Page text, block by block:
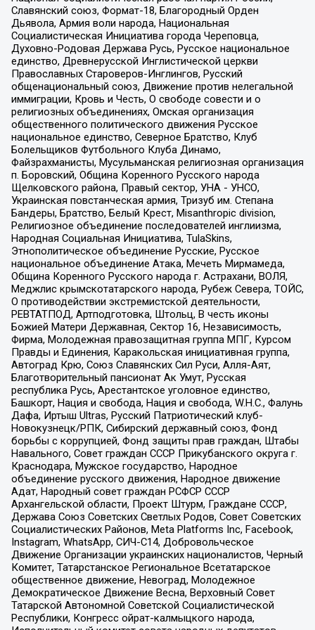
Славянский союз, Формат-18, Благородный Орден
Дьявола, Армия воли народа, Национальная
Социалистическая Инициатива города Череповца,
Духовно-Родовая Держава Русь, Русское национальное
единство, Древнерусской Инглистической церкви
Православных Староверов-Инглингов, Русский
общенациональный союз, Движение против нелегальной
иммиграции, Кровь и Честь, О свободе совести и о
религиозных объединениях, Омская организация
общественного политического движения Русское
национальное единство, Северное Братство, Клуб
Болельщиков Футбольного Клуба Динамо,
Файзрахманисты, Мусульманская религиозная организация
п. Боровский, Община Коренного Русского народа
Щелковского района, Правый сектор, УНА - УНСО,
Украинская повстанческая армия, Тризуб им. Степана
Бандеры, Братство, Белый Крест, Misanthropic division,
Религиозное объединение последователей инглиизма,
Народная Социальная Инициатива, TulaSkins,
Этнополитическое объединение Русские, Русское
национальное объединение Атака, Мечеть Мирмамеда,
Община Коренного Русского народа г. Астрахани, ВОЛЯ,
Меджлис крымскотатарского народа, Рубеж Севера, ТОЙС,
О противодействии экстремистской деятельности,
РЕВТАТПОД, Артподготовка, Штольц, В честь иконы
Божией Матери Державная, Сектор 16, Независимость,
Фирма, Молодежная правозащитная группа МПГ, Курсом
Правды и Единения, Каракольская инициативная группа,
Автоград Крю, Союз Славянских Сил Руси, Алля-Аят,
Благотворительный пансионат Ак Умут, Русская
республика Русь, Арестантское уголовное единство,
Башкорт, Нация и свобода, Нация и свобода, W.H.С., Фалунь
Дафа, Иртыш Ultras, Русский Патриотический клуб-
Новокузнецк/РПК, Сибирский державный союз, Фонд
борьбы с коррупцией, Фонд защиты прав граждан, Штабы
Навального, Совет граждан СССР Прикубанского округа г.
Краснодара, Мужское государство, Народное
объединение русского движения, Народное движение
Адат, Народный совет граждан РСФСР СССР
Архангельской области, Проект Штурм, Граждане СССР,
Держава Союз Советских Светлых Родов, Совет Советских
Социалистических Районов, Meta Platforms Inc, Facebook,
Instagram, WhatsApp, СИЧ-С14, Добровольческое
Движение Организации украинских националистов, Черный
Комитет, Татарстанское Региональное Всетатарское
общественное движение, Невоград, Молодежное
Демократическое Движение Весна, Верховный Совет
Татарской Автономной Советской Социалистической
Республики, Конгресс ойрат-калмыцкого народа,